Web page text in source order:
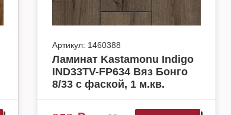
Артикул: 1460388
Ламинат Kastamonu Indigo
IND33TV-FP634 Вяз Бонго
8/33 с фаской, 1 м.кв.